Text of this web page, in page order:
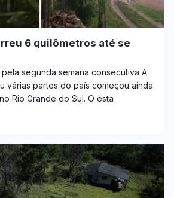
6 quilômetros até se
segunda semana consecutiva A
várias partes do país começou ainda
Rio Grande do Sul. O esta